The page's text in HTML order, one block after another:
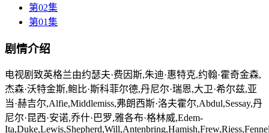
第02集
第01集
剧情介绍
电视剧致英格兰由约瑟夫·费因斯,朱迪·惠特克,约翰·霍奇金森,
杰森·沃特金斯,鲍比·斯科菲尔德,丹尼尔·瑞恩,大卫·希尔兹,亚
当·赫吉尔,Alfie,Middlemiss,弗朗西斯·洛夫霍尔,Abdul,Sessay,丹
尼尔·昆西·安诺,乔什·巴罗,雅各布·格林威,Edem-